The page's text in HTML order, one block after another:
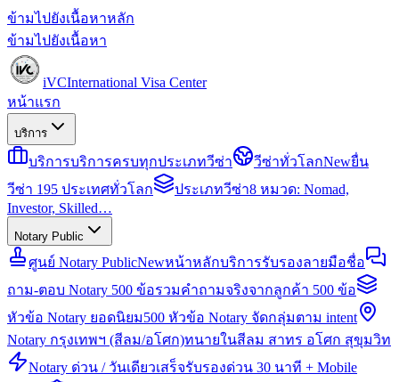
ข้ามไปยังเนื้อหาหลัก
ข้ามไปยังเนื้อหา
iVCInternational Visa Center
หน้าแรก
บริการ
บริการบริการครบทุกประเภทวีซ่า วีซ่าทั่วโลกNewยื่น
วีซ่า 195 ประเทศทั่วโลก
ประเภทวีซ่า8 หมวด: Nomad,
Investor, Skilled…
Notary Public
ศูนย์ Notary PublicNewหน้าหลักบริการรับรองลายมือชื่อ
ถาม-ตอบ Notary 500 ข้อรวมคำถามจริงจากลูกค้า 500 ข้อ
หัวข้อ Notary ยอดนิยม500 หัวข้อ Notary จัดกลุ่มตาม intent
Notary กรุงเทพฯ (สีลม/อโศก)ทนายในสีลม สาทร อโศก สุขุมวิท
Notary ด่วน / วันเดียวเสร็จรับรองด่วน 30 นาที + Mobile